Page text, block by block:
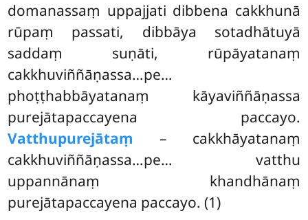
domanassaṃ uppajjati dibbena cakkhunā
rūpaṃ passati, dibbāya sotadhātuyā
saddaṃ suṇāti, rūpāyatanaṃ
cakkhuviññāṇassa…pe…
phoṭṭhabbāyatanaṃ kāyaviññāṇassa
purejātapaccayena paccayo.
Vatthupurejātaṃ – cakkhāyatanaṃ
cakkhuviññāṇassa…pe… vatthu
uppannānaṃ khandhānaṃ
purejātapaccayena paccayo. (1)